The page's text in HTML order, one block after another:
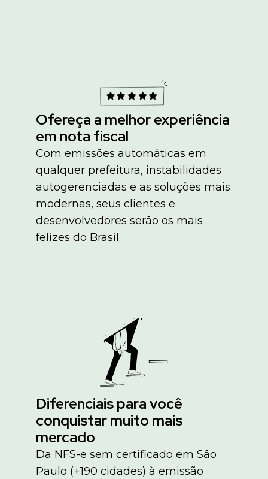
Ofereça a melhor experiência
em nota fiscal
Com emissões automáticas em
qualquer prefeitura, instabilidades
autogerenciadas e as soluções mais
modernas, seus clientes e
desenvolvedores serão os mais
felizes do Brasil.
Diferenciais para você
conquistar muito mais
mercado
Da NFS-e sem certificado em São
Paulo (+190 cidades) à emissão